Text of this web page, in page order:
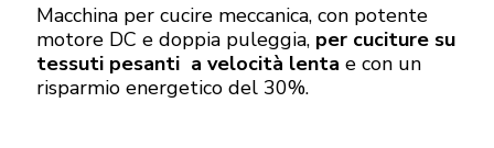
Macchina per cucire meccanica, con potente
motore DC e doppia puleggia, per cuciture su
tessuti pesanti a velocità lentae con un
risparmio energetico del 30%.